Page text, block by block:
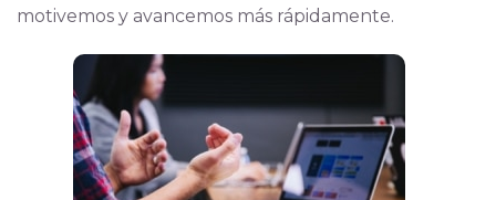
motivemos y avancemos más rápidamente.